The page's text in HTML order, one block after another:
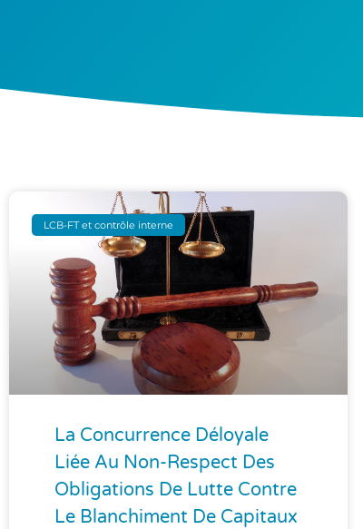
LCB-FT et contrôle interne
La Concurrence Déloyale
Liée Au Non-Respect Des
Obligations De Lutte Contre
Le Blanchiment De Capitaux